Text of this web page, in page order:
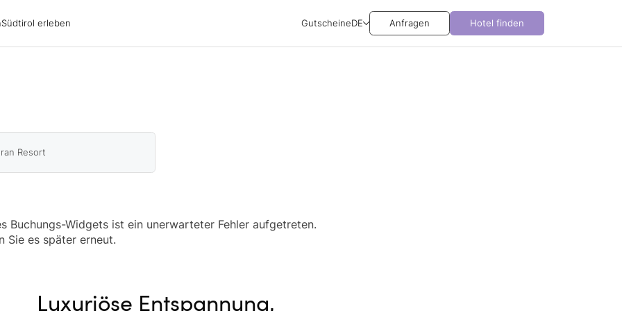
Südtirol erleben GutscheineDE Anfragen Hotel finden
Resort
Buchungs-Widgets ist ein unerwarteter Fehler aufgetreten.
Sie es später erneut.
Luxuriöse Entspannung,